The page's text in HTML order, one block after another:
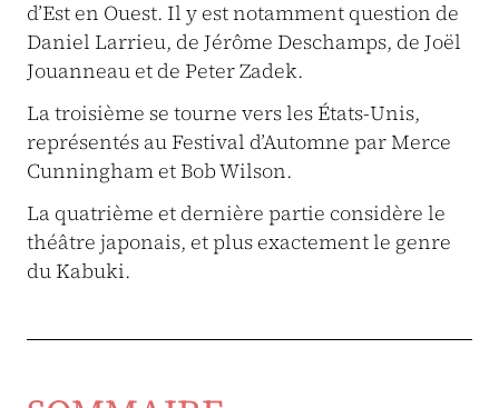
d’Est en Ouest. Il y est notamment question de
Daniel Larrieu, de Jérôme Deschamps, de Joël
Jouanneau et de Peter Zadek.
La troisième se tourne vers les États-Unis,
représentés au Festival d’Automne par Merce
Cunningham et Bob Wilson.
La quatrième et dernière partie considère le
théâtre japonais, et plus exactement le genre
du Kabuki.